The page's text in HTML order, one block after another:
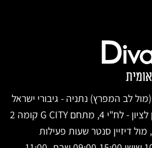
חיפה - שד' ההסתדרות 62 (מול לב המפרץ) נתניה - גיבורי ישראל
5, מתחם נצבא סנטר ראשון לציון - לח"י 4, מתחם G CITY קומה 2
סניף חדש- בני ברק- לח״י 1, מול דיזיין סנטר שעות פעילות